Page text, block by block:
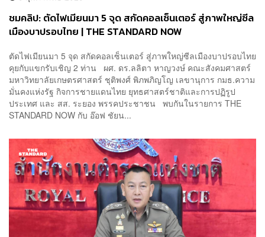
ชมคลิป: ตัดไฟเมียนมา 5 จุด สกัดคอลเซ็นเตอร์ สู่ภาพใหญ่ซีล
เมืองบาปรอบไทย | THE STANDARD NOW
ตัดไฟเมียนมา 5 จุด สกัดคอลเซ็นเตอร์ สู่ภาพใหญ่ซีลเมืองบาปรอบไทย
คุยกับแขกรับเชิญ 2 ท่าน ผศ. ดร.ลลิตา หาญวงษ์ คณะสังคมศาสตร์
มหาวิทยาลัยเกษตรศาสตร์ ชุติพงศ์ พิภพภิญโญ เลขานุการ กมธ.ความ
มั่นคงแห่งรัฐ กิจการชายแดนไทย ยุทธศาสตร์ชาติและการปฏิรูป
ประเทศ และ สส. ระยอง พรรคประชาชน พบกันในรายการ THE
STANDARD NOW กับ อ๊อฟ ชัยน...